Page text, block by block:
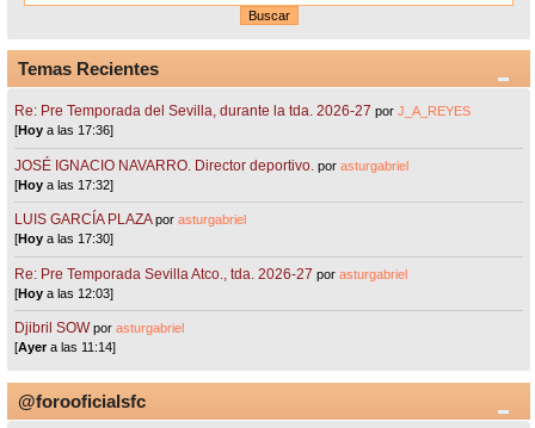
Temas Recientes
Re: Pre Temporada del Sevilla, durante la tda. 2026-27 porJ_A_REYES
[Hoy a las 17:36]
JOSÉ IGNACIO NAVARRO. Director deportivo. porasturgabriel
[Hoy a las 17:32]
LUIS GARCÍA PLAZA porasturgabriel
[Hoy a las 17:30]
Re: Pre Temporada Sevilla Atco., tda. 2026-27 porasturgabriel
[Hoy a las 12:03]
Djibril SOW porasturgabriel
[Ayera las 11:14]
@forooficialsfc